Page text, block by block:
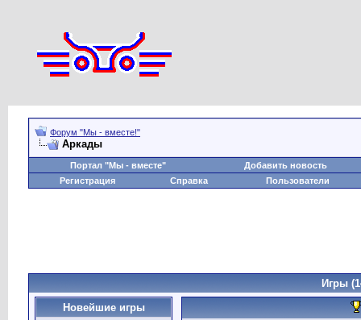
Форум "Мы - вместе!"
Аркады
Портал "Мы - вместе"
Добавить новость
Регистрация
Справка Пользователи
Игры
Новейшие игры